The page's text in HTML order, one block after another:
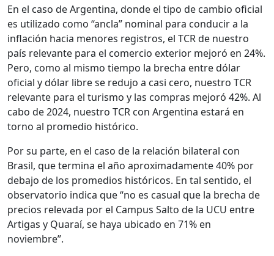
En el caso de Argentina, donde el tipo de cambio oficial
es utilizado como “ancla” nominal para conducir a la
inflación hacia menores registros, el TCR de nuestro
país relevante para el comercio exterior mejoró en 24%.
Pero, como al mismo tiempo la brecha entre dólar
oficial y dólar libre se redujo a casi cero, nuestro TCR
relevante para el turismo y las compras mejoró 42%. Al
cabo de 2024, nuestro TCR con Argentina estará en
torno al promedio histórico.
Por su parte, en el caso de la relación bilateral con
Brasil, que termina el año aproximadamente 40% por
debajo de los promedios históricos. En tal sentido, el
observatorio indica que “no es casual que la brecha de
precios relevada por el Campus Salto de la UCU entre
Artigas y Quaraí, se haya ubicado en 71% en
noviembre”.